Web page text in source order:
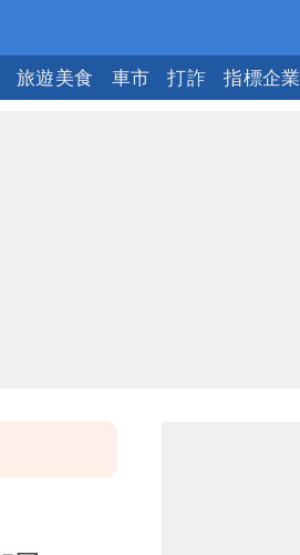
旅遊美食 車市 打詐 指標企業